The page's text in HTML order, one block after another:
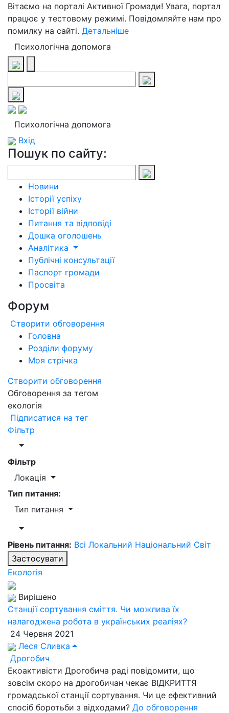
Вітаємо на порталі Активної Громади! Увага, портал
працює у тестовому режимі. Повідомляйте нам про
помилку на сайті. Детальніше
Психологічна допомога
Психологічна допомога
Вхід
Пошук по сайту:
Новини
Історії успіху
Історії війни
Питання та відповіді
Дошка оголошень
Аналітика
Публічні консультації
Паспорт громади
Просвіта
Форум
Створити обговорення
Головна
Розділи форуму
Моя стрічка
Створити обговорення
Обговорення за тегом
екологія
Підписатися на тег
Фільтр
Фільтр
Локація
Тип питання:
Тип питання
Рівень питання: Всі Локальний Національний Світ
Застосувати
Екологія
Вирішено
Станції сортування сміття. Чи можлива їх
налагоджена робота в українських реаліях?
24 Червня 2021
Леся Сливка
Дрогобич
Екоактивісти Дрогобича раді повідомити, що
зовсім скоро на дрогобичан чекає ВІДКРИТТЯ
громадської станції сортування. Чи це ефективний
спосіб боротьби з відходами? До обговорення